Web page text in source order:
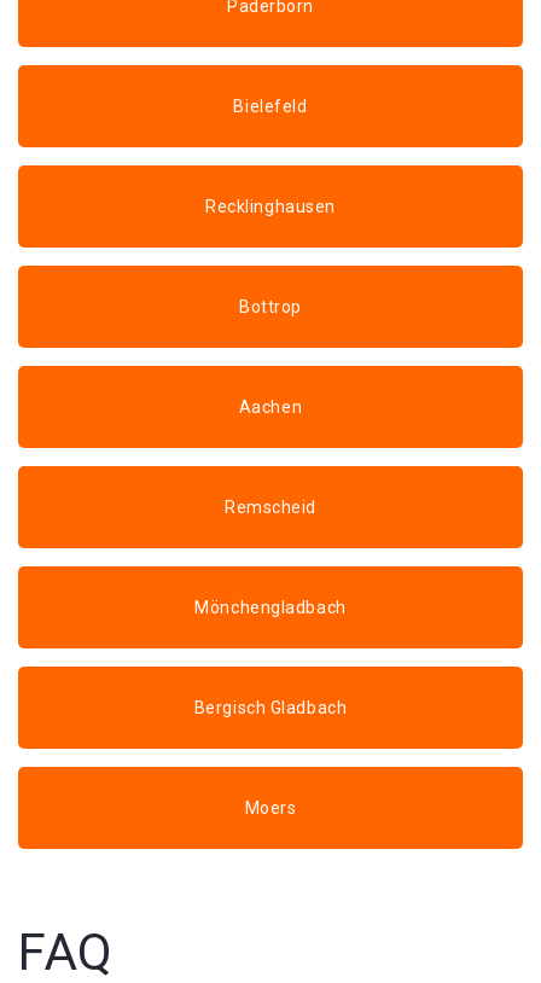
Paderborn
Bielefeld
Recklinghausen
Bottrop
Aachen
Remscheid
Mönchengladbach
Bergisch Gladbach
Moers
FAQ